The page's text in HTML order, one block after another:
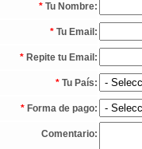
* Tu Nombre:
* Tu Email:
* Repite tu Email:
* Tu País:
* Forma de pago:
Comentario: